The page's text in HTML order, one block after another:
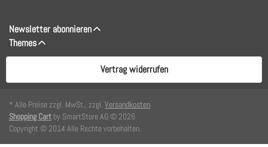
Newsletter abonnieren
Themes
Vertrag widerrufen
* Alle Preise zzgl. MwSt., zzgl. Versandkosten
Shopping Cart by SmartStore AG © 2026
Copyright © 2014 Alle Rechte vorbehalten.